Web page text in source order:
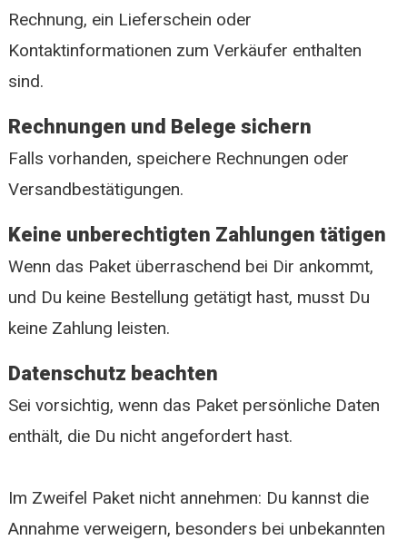
Rechnung, ein Lieferschein oder
Kontaktinformationen zum Verkäufer enthalten
sind.
Rechnungen und Belege sichern
Falls vorhanden, speichere Rechnungen oder
Versandbestätigungen.
Keine unberechtigten Zahlungen tätigen
Wenn das Paket überraschend bei Dir ankommt,
und Du keine Bestellung getätigt hast, musst Du
keine Zahlung leisten.
Datenschutz beachten
Sei vorsichtig, wenn das Paket persönliche Daten
enthält, die Du nicht angefordert hast.
Im Zweifel Paket nicht annehmen: Du kannst die
Annahme verweigern, besonders bei unbekannten